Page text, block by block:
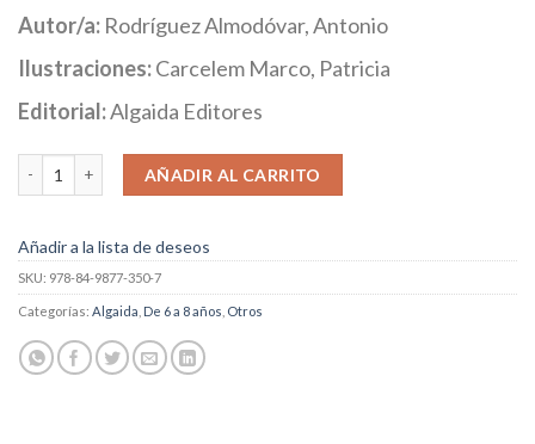
Autor/a: Rodríguez Almodóvar, Antonio
Ilustraciones:Carcelem Marco, Patricia
Editorial:Algaida Editores
Media Lunita nº 63. Las bodas de la rana y el sapo cantidad
AÑADIR AL CARRITO
Añadir a la lista de deseos
SKU: 978-84-9877-350-7
Categorías: Algaida De 6 a 8 años Otros